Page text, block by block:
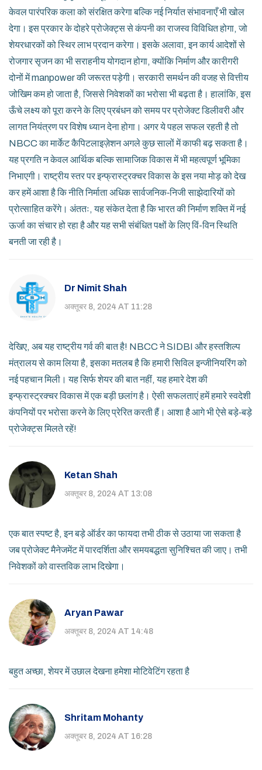
केवल पारंपरिक कला को संरक्षित करेगा बल्कि नई निर्यात संभावनाएँ भी खोल
देगा। इस प्रकार के दोहरे प्रोजेक्ट्स से कंपनी का राजस्व विविधित होगा, जो
शेयरधारकों को स्थिर लाभ प्रदान करेगा। इसके अलावा, इन कार्य आदेशों से
रोजगार सृजन का भी सराहनीय योगदान होगा, क्योंकि निर्माण और कारीगरी
दोनों में manpower की जरूरत पड़ेगी। सरकारी समर्थन की वजह से वित्तीय
जोखिम कम हो जाता है, जिससे निवेशकों का भरोसा भी बढ़ता है। हालांकि, इस
ऊँचे लक्ष्य को पूरा करने के लिए प्रबंधन को समय पर प्रोजेक्ट डिलीवरी और
लागत नियंत्रण पर विशेष ध्यान देना होगा। अगर ये पहल सफल रहती है तो
NBCC का मार्केट कैपिटलाइज़ेशन अगले कुछ सालों में काफी बढ़ सकता है।
यह प्रगति न केवल आर्थिक बल्कि सामाजिक विकास में भी महत्वपूर्ण भूमिका
निभाएगी। राष्ट्रीय स्तर पर इन्फ्रास्ट्रक्चर विकास के इस नया मोड़ को देख
कर हमें आशा है कि नीति निर्माता अधिक सार्वजनिक‑निजी साझेदारियों को
प्रोत्साहित करेंगे। अंततः, यह संकेत देता है कि भारत की निर्माण शक्ति में नई
ऊर्जा का संचार हो रहा है और यह सभी संबंधित पक्षों के लिए विं-विन स्थिति
बनती जा रही है।
Dr Nimit Shah
अक्तूबर 8, 2024 AT 11:28
देखिए, अब यह राष्ट्रीय गर्व की बात है! NBCC ने SIDBI और हस्तशिल्प
मंत्रालय से काम लिया है, इसका मतलब है कि हमारी सिविल इन्जीनियरिंग को
नई पहचान मिली। यह सिर्फ शेयर की बात नहीं, यह हमारे देश की
इन्फ्रास्ट्रक्चर विकास में एक बड़ी छलांग है। ऐसी सफलताएं हमें हमारे स्वदेशी
कंपनियों पर भरोसा करने के लिए प्रेरित करती हैं। आशा है आगे भी ऐसे बड़े‑बड़े
प्रोजेक्ट्स मिलते रहें!
Ketan Shah
अक्तूबर 8, 2024 AT 13:08
एक बात स्पष्ट है, इन बड़े ऑर्डर का फायदा तभी ठीक से उठाया जा सकता है
जब प्रोजेक्ट मैनेजमेंट में पारदर्शिता और समयबद्धता सुनिश्चित की जाए। तभी
निवेशकों को वास्तविक लाभ दिखेगा।
Aryan Pawar
अक्तूबर 8, 2024 AT 14:48
बहुत अच्छा, शेयर में उछाल देखना हमेशा मोटिवेटिंग रहता है
Shritam Mohanty
अक्तूबर 8, 2024 AT 16:28